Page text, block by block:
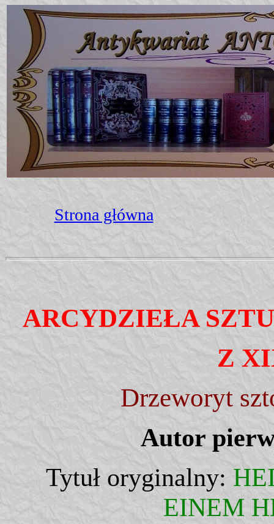
Strona główna
ARCYDZIEŁA
Z
Drzeworyt
Autor
Tytuł oryginalny:
EINEM